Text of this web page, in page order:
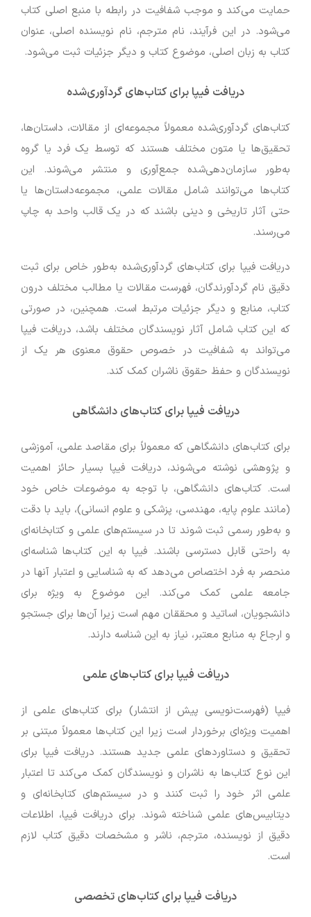
حمایت می‌کند و موجب شفافیت در رابطه با منبع اصلی کتاب
می‌شود. در این فرآیند، نام مترجم، نام نویسنده اصلی، عنوان
کتاب به زبان اصلی، موضوع کتاب و دیگر جزئیات ثبت می‌شود.
دریافت فیپا برای کتاب‌های گردآوری‌شده
کتاب‌های گردآوری‌شده معمولاً مجموعه‌ای از مقالات، داستان‌ها،
تحقیق‌ها یا متون مختلف هستند که توسط یک فرد یا گروه
به‌طور سازمان‌دهی‌شده جمع‌آوری و منتشر می‌شوند. این
کتاب‌ها می‌توانند شامل مقالات علمی، مجموعه‌داستان‌ها یا
حتی آثار تاریخی و دینی باشند که در یک قالب واحد به چاپ
می‌رسند.
دریافت فیپا برای کتاب‌های گردآوری‌شده به‌طور خاص برای ثبت
دقیق نام گردآورندگان، فهرست مقالات یا مطالب مختلف درون
کتاب، منابع و دیگر جزئیات مرتبط است. همچنین، در صورتی
که این کتاب شامل آثار نویسندگان مختلف باشد، دریافت فیپا
می‌تواند به شفافیت در خصوص حقوق معنوی هر یک از
نویسندگان و حفظ حقوق ناشران کمک کند.
دریافت فیپا برای کتاب‌های دانشگاهی
برای کتاب‌های دانشگاهی که معمولاً برای مقاصد علمی، آموزشی
و پژوهشی نوشته می‌شوند، دریافت فیپا بسیار حائز اهمیت
است. کتاب‌های دانشگاهی، با توجه به موضوعات خاص خود
(مانند علوم پایه، مهندسی، پزشکی و علوم انسانی)، باید با دقت
و به‌طور رسمی ثبت شوند تا در سیستم‌های علمی و کتابخانه‌ای
به راحتی قابل دسترسی باشند. فیپا به این کتاب‌ها شناسه‌ای
منحصر به فرد اختصاص می‌دهد که به شناسایی و اعتبار آنها در
جامعه علمی کمک می‌کند. این موضوع به ویژه برای
دانشجویان، اساتید و محققان مهم است زیرا آن‌ها برای جستجو
و ارجاع به منابع معتبر، نیاز به این شناسه دارند.
دریافت فیپا برای کتاب‌های علمی
فیپا (فهرست‌نویسی پیش از انتشار) برای کتاب‌های علمی از
اهمیت ویژه‌ای برخوردار است زیرا این کتاب‌ها معمولاً مبتنی بر
تحقیق و دستاوردهای علمی جدید هستند. دریافت فیپا برای
این نوع کتاب‌ها به ناشران و نویسندگان کمک می‌کند تا اعتبار
علمی اثر خود را ثبت کنند و در سیستم‌های کتابخانه‌ای و
دیتابیس‌های علمی شناخته شوند. برای دریافت فیپا، اطلاعات
دقیق از نویسنده، مترجم، ناشر و مشخصات دقیق کتاب لازم
است.
دریافت فیپا برای کتاب‌های تخصصی